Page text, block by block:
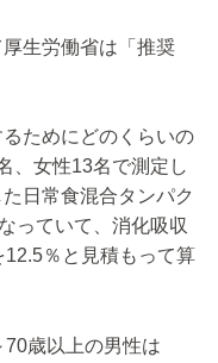
生労働省は「推奨
ためにどのくらいの
、女性13名で測定し
日常食混合タンパク
っていて、消化吸収
％と見積もって算
歳以上の男性は